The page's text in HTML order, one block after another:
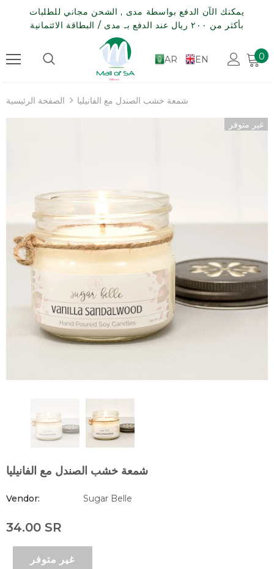
يمكنك الآن الدفع بواسطة مدى , الشحن مجاني للطلبات
بأكثر من ٢٠٠ ريال عند الدفع بـ مدى / البطاقة الائتمانية
AR EN 0
الصفحة الرئيسية شمعة خشب الصندل مع الفانيليا
غير متوفر
شمعة خشب الصندل مع الفانيليا
Vendor: Sugar Belle
34.00 SR